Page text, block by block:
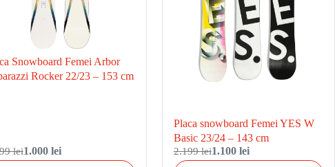
Snowboard Femei Arbor
Rocker 22/23 – 153 cm
lei1.000 lei
Placa snowboard Femei YES W
Basic 23/24 – 143 cm
2.199 lei1.100 lei